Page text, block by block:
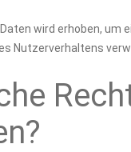
Daten wird erhoben,
Nutzerverhaltens